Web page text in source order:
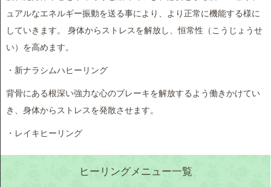
ュアルなエネルギー振動を送る事により、より正常に機能する様に
していきます。 身体からストレスを解放し、恒常性（こうじょうせ
い）を高めます。
・新ナラシムハヒーリング
背骨にある根深い強力な心のブレーキを解放するよう働きかけてい
き、身体からストレスを発散させます。
・レイキヒーリング
ヒーリングメニュー一覧